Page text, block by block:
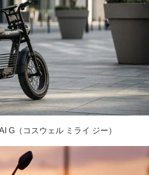
（コスウェル ミライ ジー）